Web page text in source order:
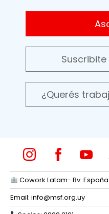
¿Querés
Cowork Latam- Bv.
Email: info@msf.org.uy